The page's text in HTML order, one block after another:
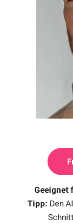
Geeignet
Tipp: Den